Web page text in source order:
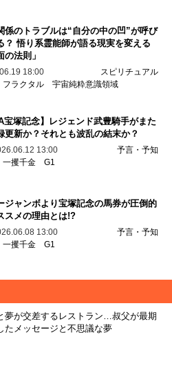
係のトラブルは“自分の中の凹”が呼び
？ 悟り系霊能師が語る現実を変える
の法則」
18:00
スピリチュアル
フラクタル 宇宙純粋意識領域
宝塚記念】レジェンド武豊騎手がまた
更新か？それとも波乱の結末か？
13:00
予言・予知
一攫千金 G1
ジャンボより宝塚記念の馬券が圧倒的
スメの理由とは!?
13:00
予言・予知
一攫千金 G1
夢が交差するレストラン…叔父が最期
たメッセージと不思議な夢